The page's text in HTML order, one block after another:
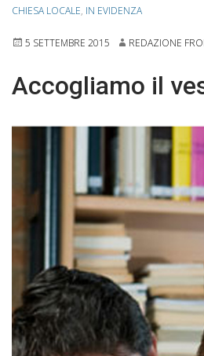
CHIESA LOCALE, IN EVIDENZA
5 SETTEMBRE 2015 REDAZIONE
Accogliamo il